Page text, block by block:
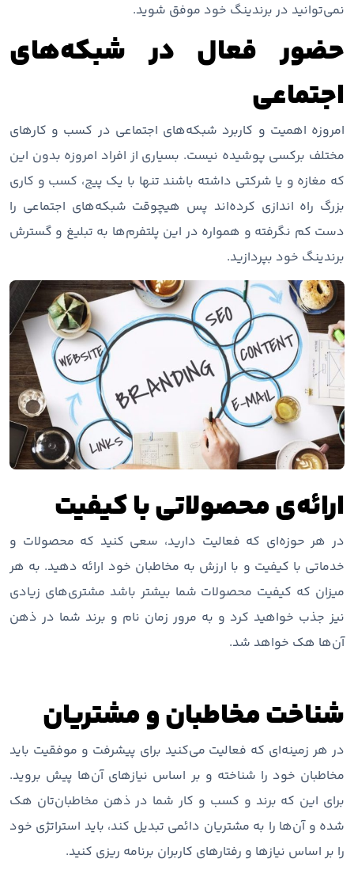
نمی‌توانید در برندینگ خود موفق شوید.
حضور فعال در شبکه‌های
اجتماعی
امروزه اهمیت و کاربرد شبکه‌های اجتماعی در کسب و کارهای
مختلف برکسی پوشیده نیست. بسیاری از افراد امروزه بدون این
که مغازه و یا شرکتی داشته باشند تنها با یک پیج، کسب و کاری
بزرگ راه اندازی کرده‌اند پس هیچوقت شبکه‌های اجتماعی را
دست کم نگرفته و همواره در این پلتفرم‌ها به تبلیغ و گسترش
برندینگ خود بپردازید.
ارائه‌ی محصولاتی با کیفیت
در هر حوزه‌ای که فعالیت دارید، سعی کنید که محصولات و
خدماتی با کیفیت و با ارزش به مخاطبان خود ارائه دهید. به هر
میزان که کیفیت محصولات شما بیشتر باشد مشتری‌های زیادی
نیز جذب خواهید کرد و به مرور زمان نام و برند شما در ذهن
آن‌ها هک خواهد شد.
شناخت مخاطبان و مشتریان
در هر زمینه‌ای که فعالیت می‌کنید برای پیشرفت و موفقیت باید
مخاطبان خود را شناخته و بر اساس نیازهای آن‌ها پیش بروید.
برای این که برند و کسب و کار شما در ذهن مخاطبان‌تان هک
شده و آن‌ها را به مشتریان دائمی تبدیل کند، باید استراتژی خود
را بر اساس نیازها و رفتارهای کاربران برنامه ریزی کنید.